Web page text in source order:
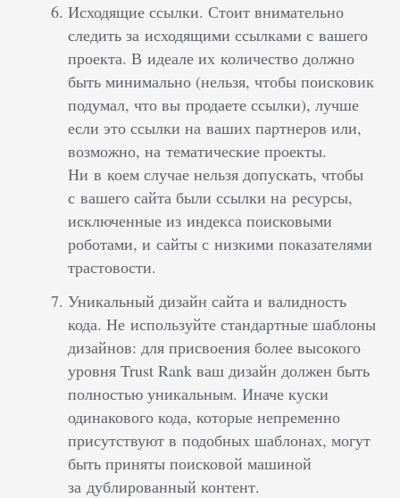
Исходящие ссылки. Стоит внимательно
следить за исходящими ссылками с вашего
проекта. В идеале их количество должно
быть минимально (нельзя, чтобы поисковик
подумал, что вы продаете ссылки), лучше
если это ссылки на ваших партнеров или,
возможно, на тематические проекты.
Ни в коем случае нельзя допускать, чтобы
с вашего сайта были ссылки на ресурсы,
исключенные из индекса поисковыми
роботами, и сайты с низкими показателями
трастовости.
Уникальный дизайн сайта и валидность
кода. Не используйте стандартные шаблоны
дизайнов: для присвоения более высокого
уровня Trust Rank ваш дизайн должен быть
полностью уникальным. Иначе куски
одинакового кода, которые непременно
присутствуют в подобных шаблонах, могут
быть приняты поисковой машиной
за дублированный контент.